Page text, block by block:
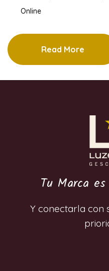
Online
Read More
Tu Marca
Y conectarla con